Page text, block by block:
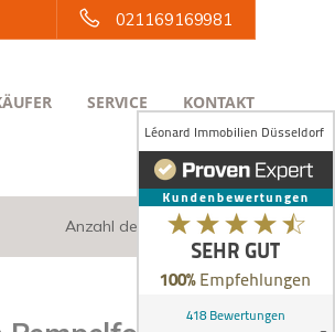
021169169981
SERVICE KONTAKT
Anzahl der Objekte:14 | 29